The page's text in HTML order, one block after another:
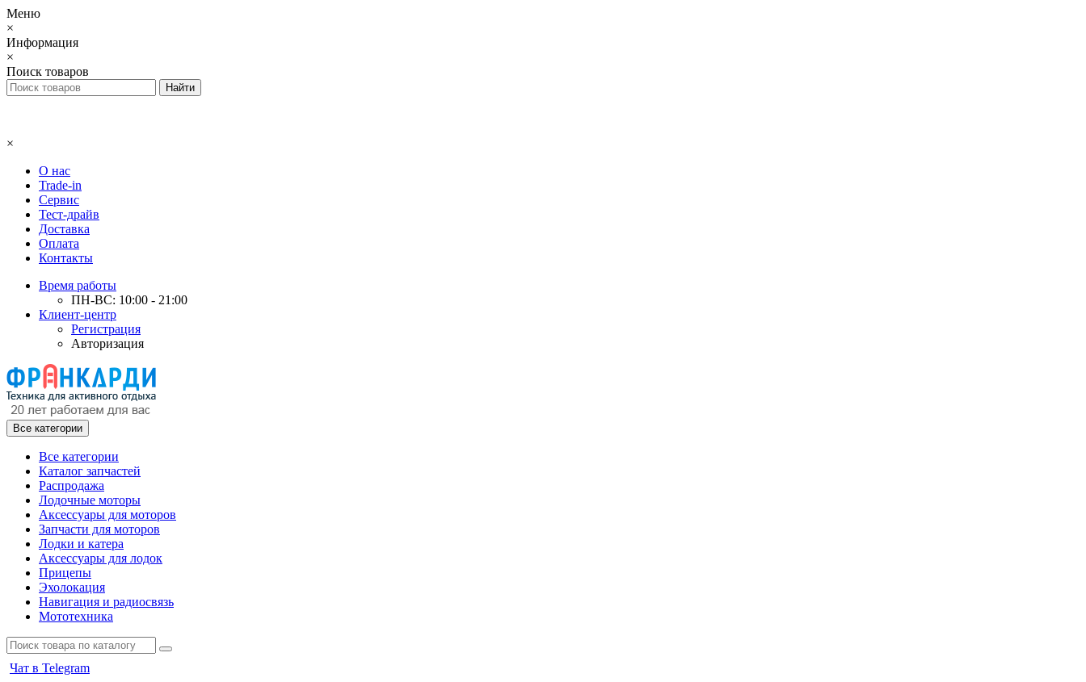
Меню
×
Информация
×
Поиск товаров
×
О нас
Trade-in
Сервис
Тест-драйв
Доставка
Оплата
Контакты
Время работы
ПН-ВС: 10:00 - 21:00
Клиент-центр
Регистрация
Авторизация
Все категории
Все категории
Каталог запчастей
Распродажа
Лодочные моторы
Аксессуары для моторов
Запчасти для моторов
Лодки и катера
Аксессуары для лодок
Прицепы
Эхолокация
Навигация и радиосвязь
Мототехника
Чат в Telegram